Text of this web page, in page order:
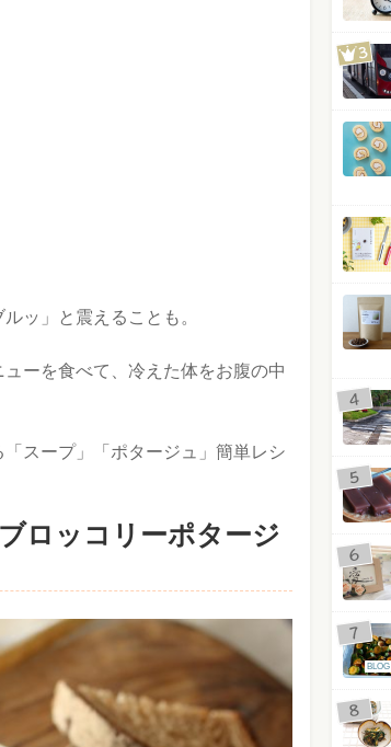
ッ」と震えることも。
ーを食べて、冷えた体をお腹の中
スープ」「 ポタージュ」簡単レシ
ロッコリーポタージ
BLOG